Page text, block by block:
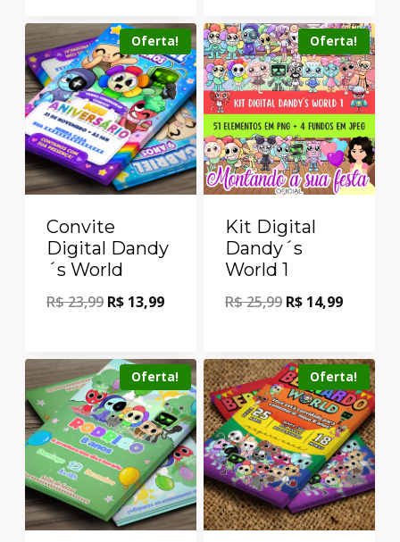
Oferta!
Convite
Digital Dandy
´s World
R$23,99 R$ 13,99
Oferta!
Kit Digital
Dandy´s
World 1
R$25,99 R$ 14,99
Oferta! Oferta!